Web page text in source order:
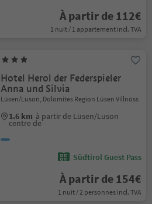
À partir de 112€
1 nuit / 1 appartement incl. TVA
Hotel Herol der Federspieler
Anna und Silvia
Lüsen/Luson, Dolomites Region Lüsen Villnöss
1.6 km à partir de Lüsen/Luson
centre de
Südtirol Guest Pass
À partir de 154€
1 nuit / 2 personnes incl. TVA